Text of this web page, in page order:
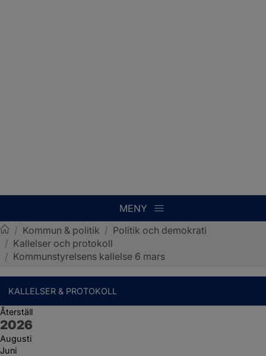
MENY
Sotenäs kommun
/ Kommun & politik / Politik och demokrati
/ Kallelser och protokoll
/ Kommunstyrelsens kallelse 6 mars
KALLELSER & PROTOKOLL
Återställ
År:
2026
Augusti
Juni